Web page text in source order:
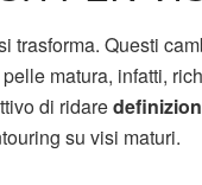
trasforma. Questi
pelle matura, infatti,
di ridare
su visi maturi.